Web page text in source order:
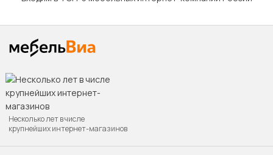
Несколько лет в числе
крупнейших интернет-магазинов